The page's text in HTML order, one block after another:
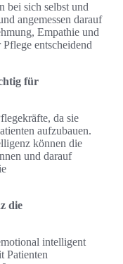
bei sich selbst und
angemessen darauf
Empathie und
entscheidend
für
da sie
aufzubauen.
können die
und darauf
die
intelligent
Patienten